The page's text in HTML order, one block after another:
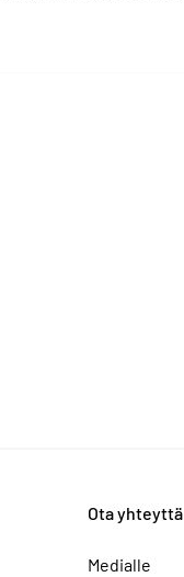
Ota yhteyttä
Medialle